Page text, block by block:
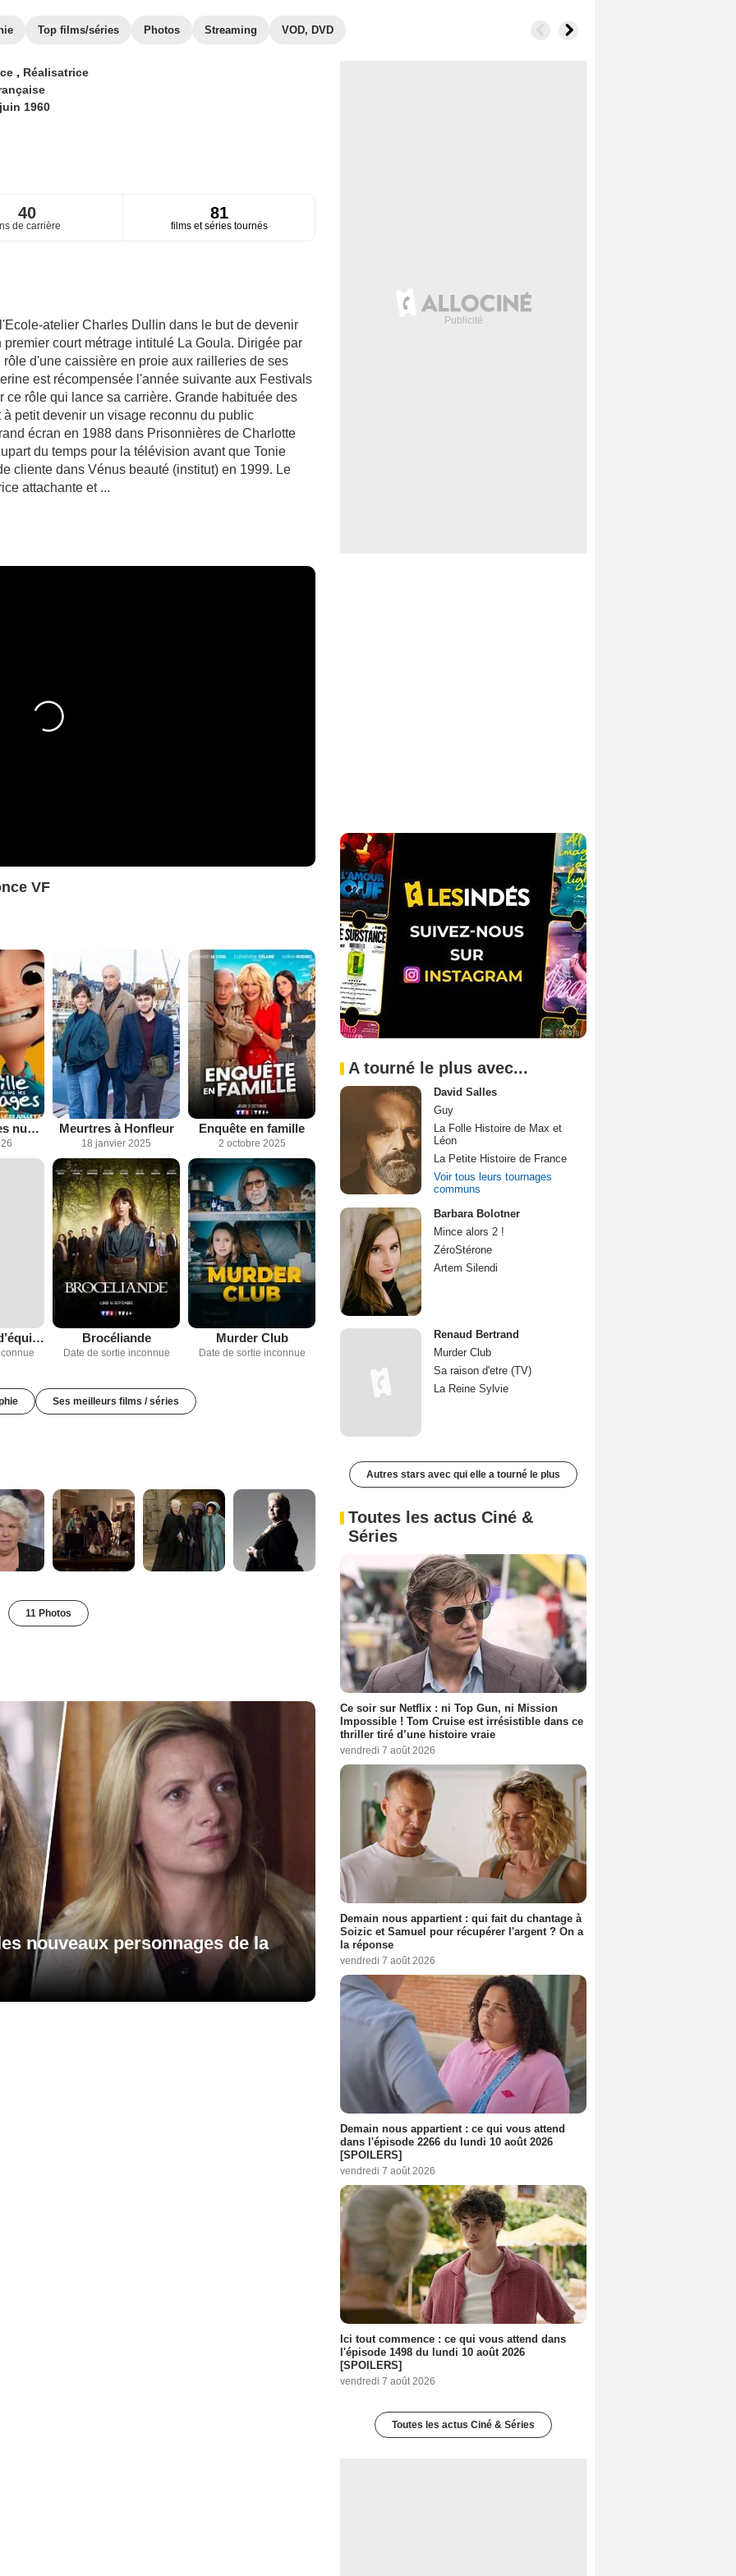
Top films/séries Photos Streaming VOD, DVD
, Réalisatrice
1960
40
de carrière
81
films et séries tournés
atelier Charles Dullin dans le but de devenir
court métrage intitulé La Goula. Dirigée par
d'une caissière en proie aux railleries de ses
est récompensée l'année suivante aux Festivals
ce rôle qui lance sa carrière. Grande habituée des
petit devenir un visage reconnu du public
écran en 1988 dans Prisonnières de Charlotte
du temps pour la télévision avant que Tonie
cliente dans Vénus beauté (institut) en 1999. Le
attachante et ...
VF
La Fille dans les nuages Meurtres à Honfleur
18 janvier 2025
Enquête en famille
2 octobre 2025
Une question d’équilibre Brocéliande
Date de sortie inconnue
Murder Club
Date de sortie inconnue
Ses meilleurs films / séries
11 Photos
nouveaux personnages de la
A tourné le plus avec...
David Salles
Guy
La Folle Histoire de Max et
Léon
La Petite Histoire de France
Voir tous leurs tournages
communs
Barbara Bolotner
Mince alors 2 !
ZéroStérone
Artem Silendi
Renaud Bertrand
Murder Club
Sa raison d'etre (TV)
La Reine Sylvie
Autres stars avec qui elle a tourné le plus
Toutes les actus Ciné &
Séries
Ce soir sur Netflix : ni Top Gun, ni Mission
Impossible ! Tom Cruise est irrésistible dans ce
thriller tiré d’une histoire vraie
vendredi 7 août 2026
Demain nous appartient : qui fait du chantage à
Soizic et Samuel pour récupérer l'argent ? On a
la réponse
vendredi 7 août 2026
Demain nous appartient : ce qui vous attend
dans l'épisode 2266 du lundi 10 août 2026
[SPOILERS]
vendredi 7 août 2026
Ici tout commence : ce qui vous attend dans
l'épisode 1498 du lundi 10 août 2026
[SPOILERS]
vendredi 7 août 2026
Toutes les actus Ciné & Séries